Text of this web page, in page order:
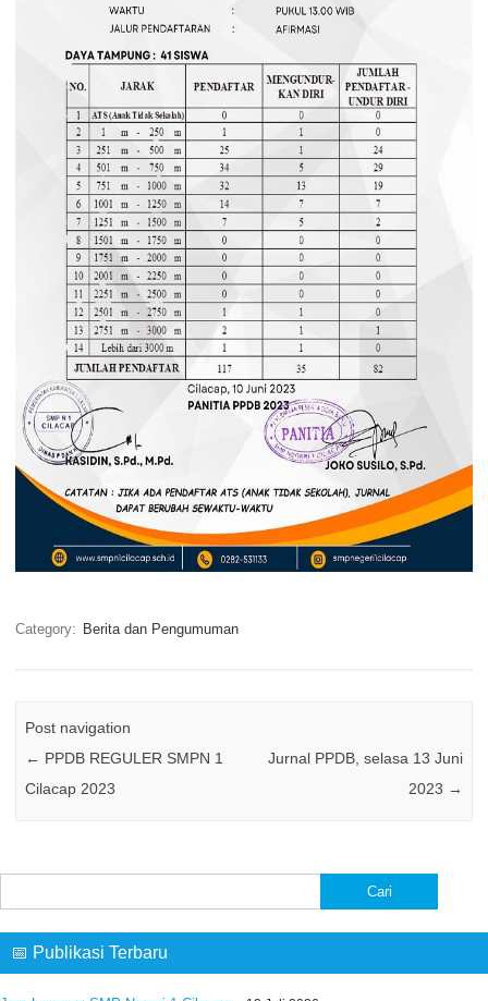
Category: Berita dan Pengumuman
Post navigation
← PPDB REGULER SMPN 1
Cilacap 2023
Jurnal PPDB, selasa 13 Juni
2023 →
untuk:
📅 Publikasi Terbaru